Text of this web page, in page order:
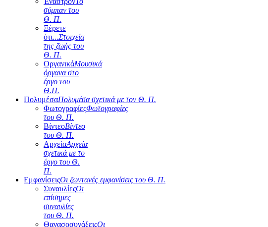
σύμπαν του
Θ. Π.
Ξέρετε
ότι...Στοιχεία
της ζωής του
Θ. Π.
ΟργανικάΜουσικά
όργανα στο
έργο του
Θ.Π.
ΠολυμέσαΠολυμέσα σχετικά με τον Θ. Π.
ΦωτογραφίεςΦωτογραφίες
του Θ. Π.
ΒίντεοΒίντεο
του Θ. Π.
ΑρχείαΑρχεία
σχετικά με το
έργο του Θ.
Π.
ΕμφανίσειςΟι ζωντανές εμφανίσεις του Θ. Π.
ΣυναυλίεςΟι
επίσημες
συναυλίες
του Θ. Π.
ΘανασοσυνάξειςΟι